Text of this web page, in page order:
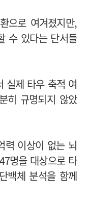
으로 여겨졌지만,
수 있다는 단서들
실제 타우 축적 여
히 규명되지 않았
력 이상이 없는 뇌
명을 대상으로 타
백체 분석을 함께